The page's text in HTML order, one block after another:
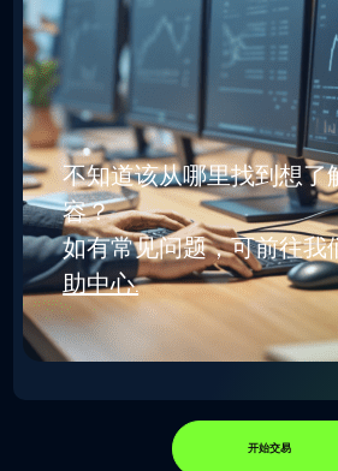
不知道该从哪里找到想了
容？
如有常见问题，可前往我
助中心.
开始交易